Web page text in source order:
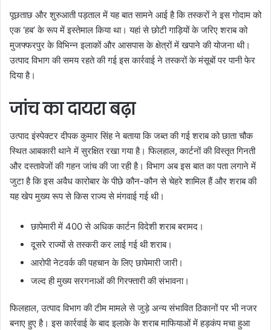
पूछताछ और शुरुआती पड़ताल में यह बात सामने आई है कि तस्करों ने इस गोदाम को
एक ‘हब’ के रूप में इस्तेमाल किया था। यहां से छोटी गाड़ियों के जरिए शराब को
मुजफ्फरपुर के विभिन्न इलाकों और आसपास के क्षेत्रों में खपाने की योजना थी।
उत्पाद विभाग की समय रहते की गई इस कार्रवाई ने तस्करों के मंसूबों पर पानी फेर
दिया है।
जांच का दायरा बढ़ा
उत्पाद इंस्पेक्टर दीपक कुमार सिंह ने बताया कि जब्त की गई शराब को छाता चौक
स्थित आबकारी थाने में सुरक्षित रखा गया है। फिलहाल, कार्टनों की विस्तृत गिनती
और दस्तावेजों की गहन जांच की जा रही है। विभाग अब इस बात का पता लगाने में
जुटा है कि इस अवैध कारोबार के पीछे कौन-कौन से चेहरे शामिल हैं और शराब की
यह खेप मुख्य रूप से किस राज्य से मंगवाई गई थी।
छापेमारी में 400 से अधिक कार्टन विदेशी शराब बरामद।
दूसरे राज्यों से तस्करी कर लाई गई थी शराब।
आरोपी नेटवर्क की पहचान के लिए छापेमारी जारी।
जल्द ही मुख्य सरगनाओं की गिरफ्तारी की संभावना।
फिलहाल, उत्पाद विभाग की टीम मामले से जुड़े अन्य संभावित ठिकानों पर भी नजर
बनाए हुए है। इस कार्रवाई के बाद इलाके के शराब माफियाओं में हड़कंप मचा हुआ